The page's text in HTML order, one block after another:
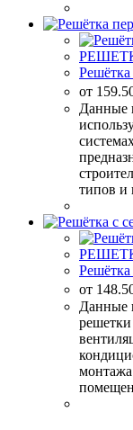
от
Данные
типов и
Решётка
от
Данные